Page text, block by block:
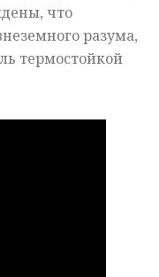
что
разума,
термостойкой